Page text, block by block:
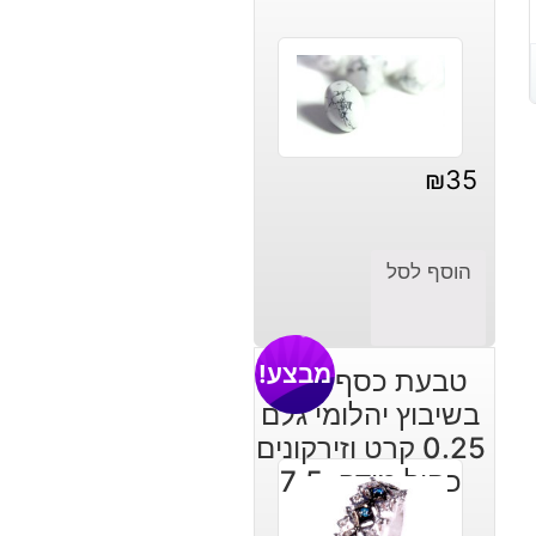
₪35
הוסף לסל
טבעת כסף 925
בשיבוץ יהלומי גלם
0.25 קרט וזירקונים
כחול מידה: 7.5
מבצע!